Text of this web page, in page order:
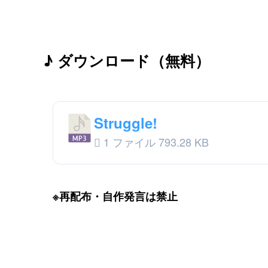
♪ ダウンロード（無料）
Struggle!
1 ファイル 793.28 KB
※再配布・自作発言は禁止